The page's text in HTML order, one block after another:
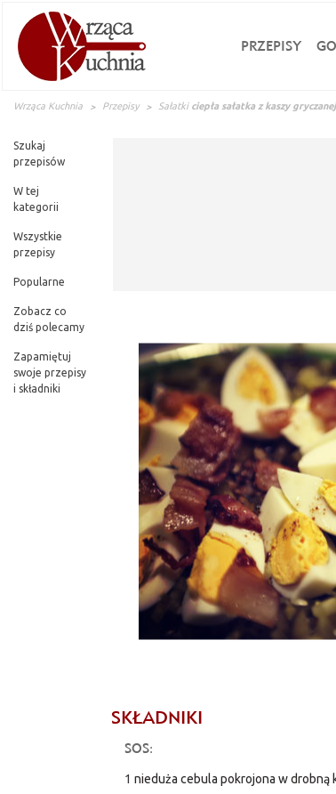
PRZEPISY
Wrząca Kuchnia Przepisy Sałatki ciepła sałatka z kaszy gryczanej
Szukaj
przepisów
W tej
kategorii
Wszystkie
przepisy
Popularne
Zobacz co
dziś polecamy
Zapamiętuj
swoje przepisy
i składniki
SKŁADNIKI
SOS:
1nieduża cebula pokrojona w drobną